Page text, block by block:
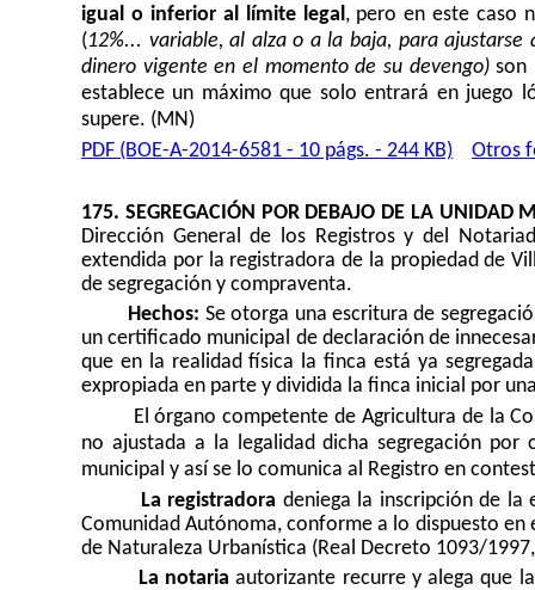
igual o inferior al límite legal , pero en este caso
(12%... variable, al alza o a la baja, para
dinero vigente en el momento de su devengo)son
establece un máximo que solo entrará en juego
supere. (MN)
PDF (BOE-A-2014-6581 - 10 págs. - 244 KB)
Otros
175. SEGREGACIÓN POR DEBAJO DE LA UNIDAD
Dirección General de los Registros y del
extendida por la registradora de la propiedad de
de segregación y compraventa.
Hechos: Se otorga una escritura de
un certificado municipal de declaración de
que en la realidad física la finca está ya
expropiada en parte y dividida la finca inicial por
El órgano competente de Agricultura de la
no ajustada a la legalidad dicha segregación
municipal y así se lo comunica al Registro en
La registradora deniega la inscripción de la
Comunidad Autónoma, conforme a lo dispuesto en
de Naturaleza Urbanística (Real Decreto 1093/
La notaria autorizante recurre y alega que